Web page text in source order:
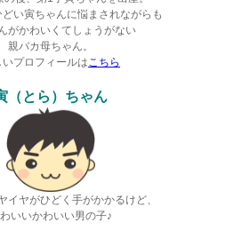
い寅ちゃんに悩まされながらも
がかわいくてしょうがない
親バカ母ちゃん。
いプロフィールは こちら
（とら）ちゃん
イヤがひどく手がかかるけど、
いいかわいい男の子♪